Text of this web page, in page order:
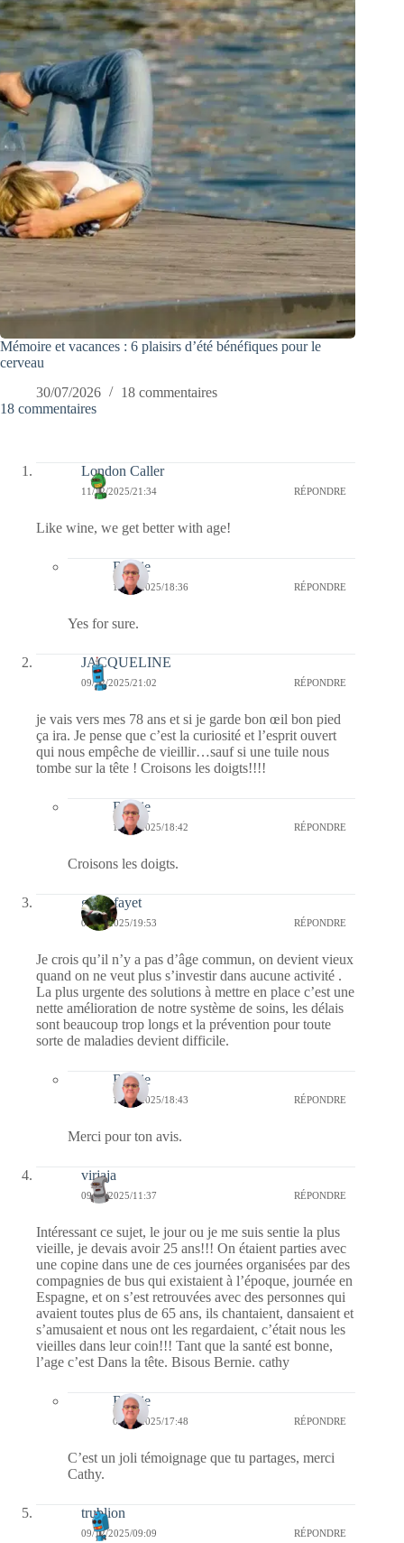
Mémoire et vacances : 6 plaisirs d’été bénéfiques pour le
cerveau
30/07/2026
18 commentaires
18 commentaires
London Caller
11/12/2025/21:34 RÉPONDRE
Like wine, we get better with age!
Bernie
13/12/2025/18:36 RÉPONDRE
Yes for sure.
JACQUELINE
09/12/2025/21:02 RÉPONDRE
je vais vers mes 78 ans et si je garde bon œil bon pied
ça ira. Je pense que c’est la curiosité et l’esprit ouvert
qui nous empêche de vieillir…sauf si une tuile nous
tombe sur la tête ! Croisons les doigts!!!!
Bernie
13/12/2025/18:42 RÉPONDRE
Croisons les doigts.
giselefayet
09/12/2025/19:53 RÉPONDRE
Je crois qu’il n’y a pas d’âge commun, on devient vieux
quand on ne veut plus s’investir dans aucune activité .
La plus urgente des solutions à mettre en place c’est une
nette amélioration de notre système de soins, les délais
sont beaucoup trop longs et la prévention pour toute
sorte de maladies devient difficile.
Bernie
13/12/2025/18:43 RÉPONDRE
Merci pour ton avis.
virjaja
09/12/2025/11:37 RÉPONDRE
Intéressant ce sujet, le jour ou je me suis sentie la plus
vieille, je devais avoir 25 ans!!! On étaient parties avec
une copine dans une de ces journées organisées par des
compagnies de bus qui existaient à l’époque, journée en
Espagne, et on s’est retrouvées avec des personnes qui
avaient toutes plus de 65 ans, ils chantaient, dansaient et
s’amusaient et nous ont les regardaient, c’était nous les
vieilles dans leur coin!!! Tant que la santé est bonne,
l’age c’est Dans la tête. Bisous Bernie. cathy
Bernie
09/12/2025/17:48 RÉPONDRE
C’est un joli témoignage que tu partages, merci
Cathy.
trublion
09/12/2025/09:09 RÉPONDRE